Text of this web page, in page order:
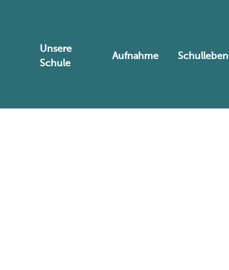
Unsere
Schule
Aufnahme Schulleben